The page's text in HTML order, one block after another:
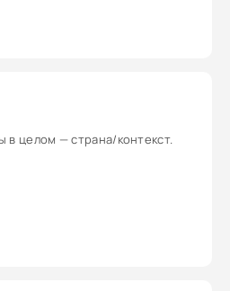
целом — страна/контекст.